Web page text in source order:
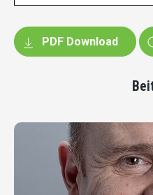
PDF Download